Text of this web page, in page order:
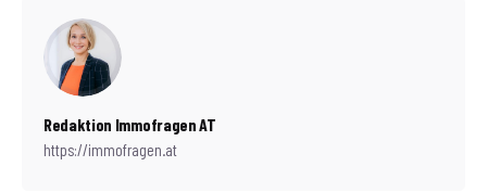
Redaktion Immofragen AT
https://immofragen.at